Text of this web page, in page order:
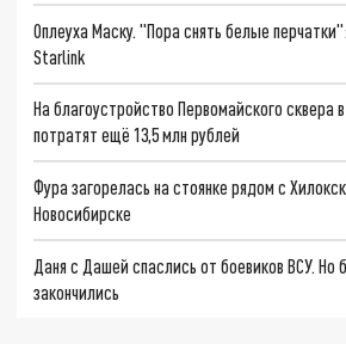
Оплеуха Маску. "Пора снять белые
Starlink
На благоустройство Первомайского сквера
потратят ещё 13,5 млн рублей
Фура загорелась на стоянке рядом с
Новосибирске
Даня с Дашей спаслись от боевиков ВСУ.
закончились